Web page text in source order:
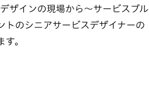
ザインの現場から～サービスブル
トのシニアサービスデザイナーの
。